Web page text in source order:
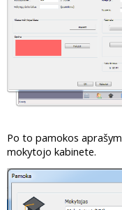
Po to pamokos
mokytojo kabinete.